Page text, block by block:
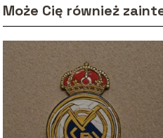
Może Cię również